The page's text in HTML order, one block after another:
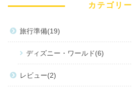
カテゴリー
旅行準備 19
ディズニー・ワールド 6
レビュー 2